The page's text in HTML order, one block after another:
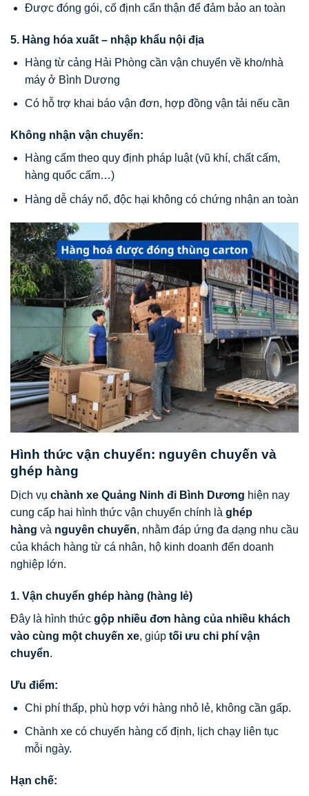
Được đóng gói, cố định cẩn thận để đảm bảo an toàn
5. Hàng hóa xuất – nhập khẩu nội địa
Hàng từ cảng Hải Phòng cần vận chuyển về kho/nhà
máy ở Bình Dương
Có hỗ trợ khai báo vận đơn, hợp đồng vận tải nếu cần
Không nhận vận chuyển:
Hàng cấm theo quy định pháp luật (vũ khí, chất cấm,
hàng quốc cấm…)
Hàng dễ cháy nổ, độc hại không có chứng nhận an toàn
Hình thức vận chuyển: nguyên chuyến và
ghép hàng
Dịch vụ chành xe Quảng Ninh đi Bình Dương hiện nay
cung cấp hai hình thức vận chuyển chính là ghép
hàng và nguyên chuyến, nhằm đáp ứng đa dạng nhu cầu
của khách hàng từ cá nhân, hộ kinh doanh đến doanh
nghiệp lớn.
1. Vận chuyển ghép hàng (hàng lẻ)
Đây là hình thức gộp nhiều đơn hàng của nhiều khách
vào cùng một chuyến xe, giúp tối ưu chi phí vận
chuyển.
Ưu điểm:
Chi phí thấp, phù hợp với hàng nhỏ lẻ, không cần gấp.
Chành xe có chuyến hàng cố định, lịch chạy liên tục
mỗi ngày.
Hạn chế: